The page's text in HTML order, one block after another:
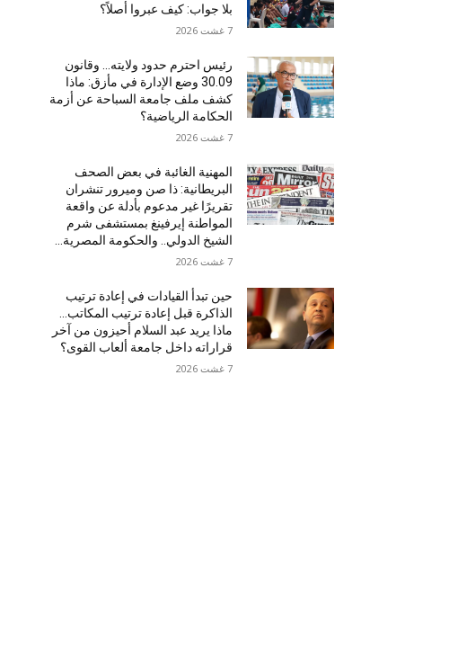
بلا جواب: كيف عبروا أصلاً؟
7 غشت 2026
رئيس احترم حدود ولايته… وقانون
30.09 وضع الإدارة في مأزق: ماذا
كشف ملف جامعة السباحة عن أزمة
الحكامة الرياضية؟
7 غشت 2026
المهنية الغائبة في بعض الصحف
البريطانية: ذا صن وميرور تنشران
تقريرًا غير مدعوم بأدلة عن واقعة
المواطنة إيرفينغ بمستشفى شرم
الشيخ الدولي.. والحكومة المصرية...
7 غشت 2026
حين تبدأ القيادات في إعادة ترتيب
الذاكرة قبل إعادة ترتيب المكاتب…
ماذا يريد عبد السلام أحيزون من آخر
قراراته داخل جامعة ألعاب القوى؟
7 غشت 2026